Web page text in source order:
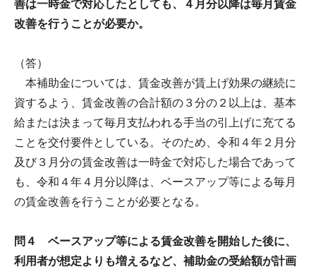
善は一時金で対応したとしても、４月分以降は毎月賃金
改善を行うことが必要か。
（答）
本補助金については、賃金改善が賃上げ効果の継続に
資するよう、賃金改善の合計額の３分の２以上は、基本
給または決まって毎月支払われる手当の引上げに充てる
ことを交付要件としている。そのため、令和４年２月分
及び３月分の賃金改善は一時金で対応した場合であって
も、令和４年４月分以降は、ベースアップ等による毎月
の賃金改善を行うことが必要となる。
問４ ベースアップ等による賃金改善を開始した後に、
利用者が想定よりも増えるなど、補助金の受給額が計画